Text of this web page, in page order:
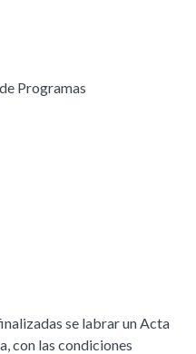
Programas
se labrar un Acta
con las condiciones